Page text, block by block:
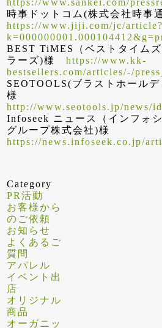
時事ドットコム(株式会社時事
https://www.jiji.com/jc/article?
BEST TiMES（ベストタイム
ラーズ)様https://www.kk-
bestsellers.com/articles/-/
SEOTOOLS(ブラストホール
様
http://www.seotools.jp/news/
Infoseek ニュース（インフォ
グループ株式会社)様
https://news.infoseek.co.jp/
Category
PR活動
お客様から
のご依頼
お知らせ
よくあるご
質問
アパレル
イベント出
店
オリジナル
商品
オーガニッ